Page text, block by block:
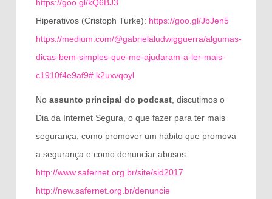
https://goo.gl/kQ6BJ3
Hiperativos (Cristoph Turke): https://goo.gl/JbJen5
https://medium.com/@gabrielaludwigguerra/algumas-
dicas-bem-simples-que-me-ajudaram-a-ler-mais-
c1910f4e9af9#.k2uxvqoyl
No assunto principal do podcast, discutimos o
Dia da Internet Segura, o que fazer para ter mais
segurança, como promover um hábito que promova
a segurança e como denunciar abusos.
http://www.safernet.org.br/site/sid2017
http://new.safernet.org.br/denuncie